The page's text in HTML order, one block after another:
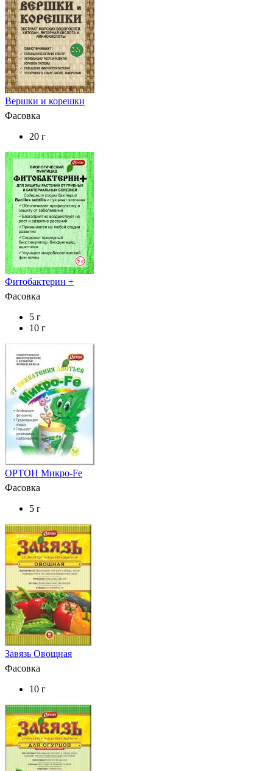
Вершки и корешки
Фасовка
20 г
Фитобактерин +
Фасовка
5 г
10 г
ОРТОН Микро-Fe
Фасовка
5 г
Завязь Овощная
Фасовка
10 г